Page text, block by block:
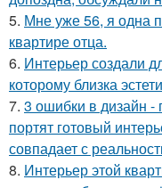
5. Мне уже 56, я одна
квартире отца.
6. Интерьер создали
которому близка
7. 3 ошибки в дизайн -
портят готовый
совпадает с
8. Интерьер этой